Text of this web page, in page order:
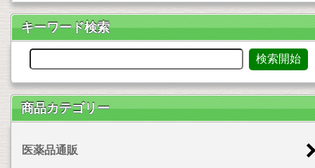
キーワード検索
商品カテゴリー
医薬品通販